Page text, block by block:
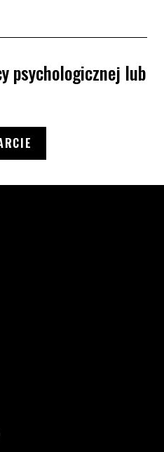
psychologicznej lub
się w nowym oknie.
otwiera się w nowym oknie.
Strona otwiera się w nowym oknie.
Strona otwiera się w nowym
na Instagram. Strona otwiera się